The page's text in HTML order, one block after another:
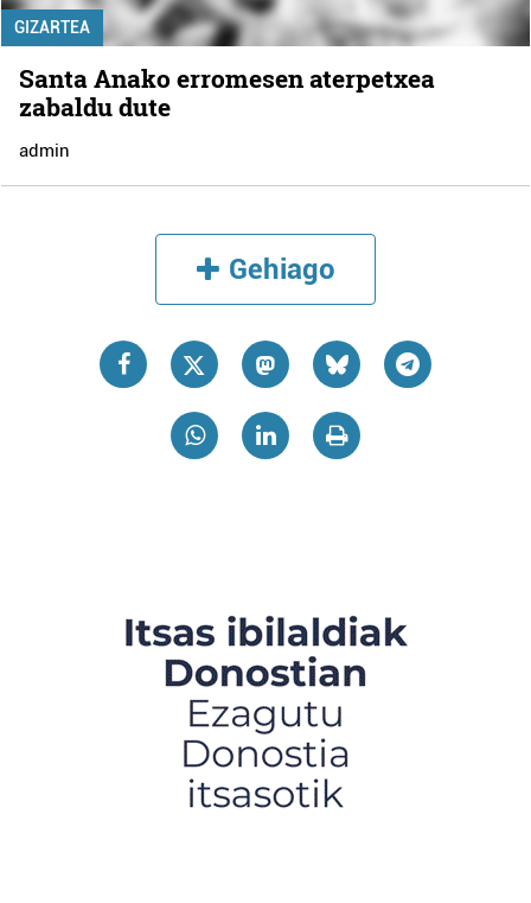
GIZARTEA
Santa Anako erromesen aterpetxea
zabaldu dute
admin
Gehiago